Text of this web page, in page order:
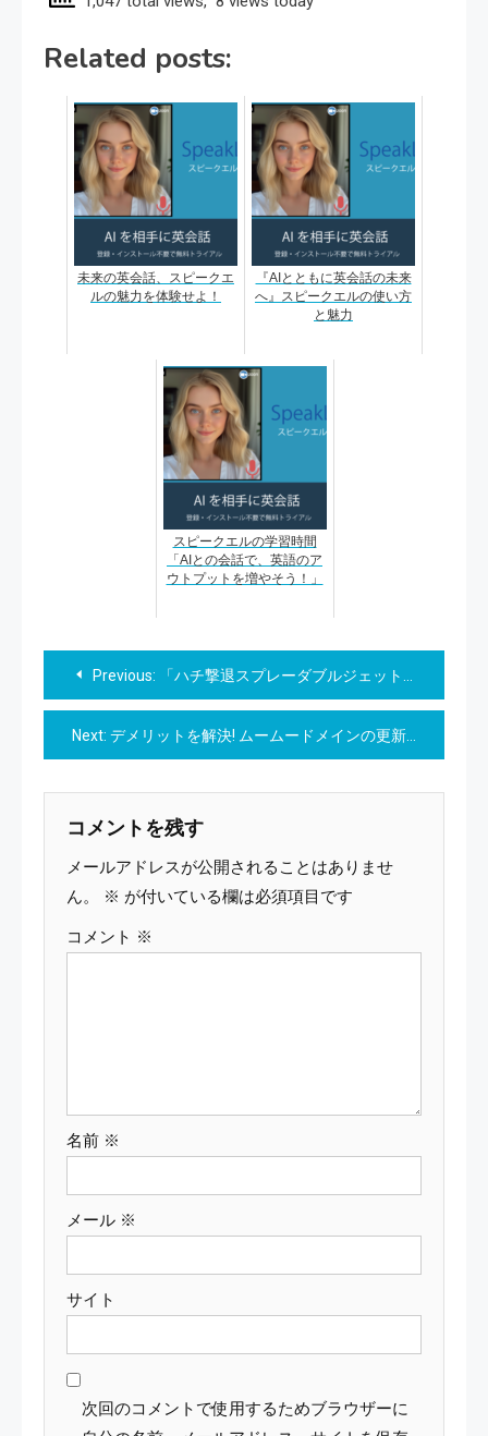
Related posts:
未来の英会話、スピークエ
ルの魅力を体験せよ！
『AIとともに英会話の未来
へ』スピークエルの使い方
と魅力
スピークエルの学習時間
「AIとの会話で、英語のア
ウトプットを増やそう！」
投
稿
ナ
ビ
ゲ
ー
シ
Previous: 「ハチ撃退スプレーダブルジェット」：暑さに負けない、熱中症とハチからの強力な守り手
Next: デメリットを解決! ムームードメインの更新料を賢く扱う方法を学ぶ
コメントを残す
メールアドレスが公開されることはありませ
ん。
※ が付いている欄は必須項目です
コメント ※
名前 ※
メール ※
サイト
次回のコメントで使用するためブラウザーに